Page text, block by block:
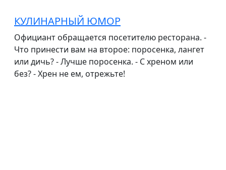
КУЛИНАРНЫЙ ЮМОР
Официант обращается посетителю ресторана. -
Что принести вам на второе: поросенка, лангет
или дичь? - Лучше поросенка. - С хреном или
без? - Хрен не ем, отрежьте!